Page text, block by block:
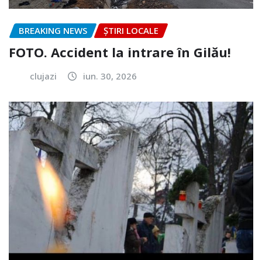
BREAKING NEWS ȘTIRI LOCALE
FOTO. Accident la intrare în Gilău!
clujazi iun. 30, 2026